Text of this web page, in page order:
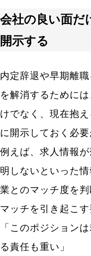
会社の良い面だ
開示する
内定辞退や早期離
を解消するために
けでなく、現在抱
に開示しておく必要
例えば、求人情報
明しないといった
業とのマッチ度を
マッチを引き起こす
「このポジション
る責任も重い」